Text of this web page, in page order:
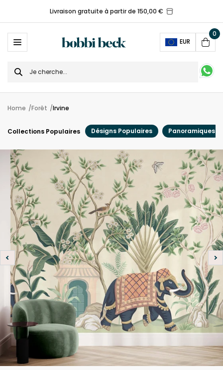
Livraison gratuite à partir de 150,00 €
EUR
Cart
0
Search
for
Home Forêt Irvine
Collections Populaires Désigns Populaires Panoramiques